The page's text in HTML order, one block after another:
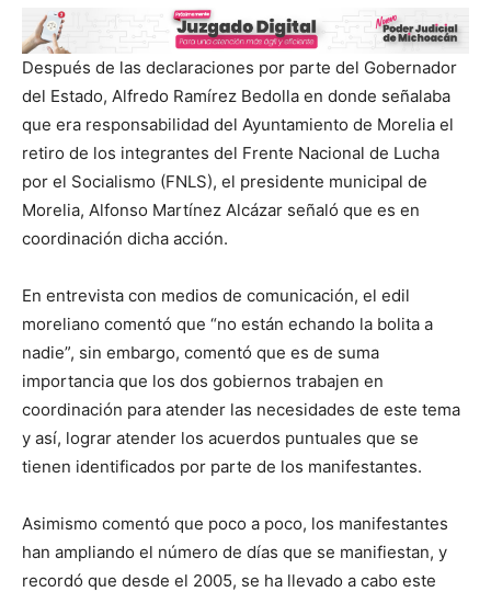
Después de las declaraciones por parte del Gobernador
del Estado, Alfredo Ramírez Bedolla en donde señalaba
que era responsabilidad del Ayuntamiento de Morelia el
retiro de los integrantes del Frente Nacional de Lucha
por el Socialismo (FNLS), el presidente municipal de
Morelia, Alfonso Martínez Alcázar señaló que es en
coordinación dicha acción.
En entrevista con medios de comunicación, el edil
moreliano comentó que “no están echando la bolita a
nadie”, sin embargo, comentó que es de suma
importancia que los dos gobiernos trabajen en
coordinación para atender las necesidades de este tema
y así, lograr atender los acuerdos puntuales que se
tienen identificados por parte de los manifestantes.
Asimismo comentó que poco a poco, los manifestantes
han ampliando el número de días que se manifiestan, y
recordó que desde el 2005, se ha llevado a cabo este